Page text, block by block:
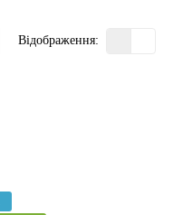
Відображення: